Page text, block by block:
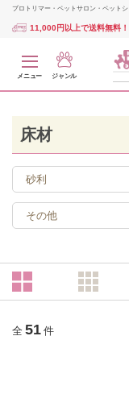
プロトリマー・ペットサロン・ペット
11,000円以上で送料無料！
メニュー ジャンル
床材
砂利
その他
全 51 件